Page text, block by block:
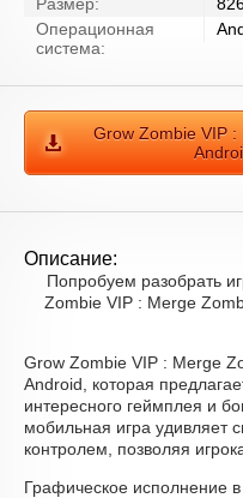
Операционная
система:
Grow Zombie VIP
Описание:
Попробуем разобрать
Zombie VIP : Merge
Grow Zombie VIP : Merge
Android, которая
интересного геймплея и
мобильная игра удивляет
контролем, позволяя
Графическое исполнение